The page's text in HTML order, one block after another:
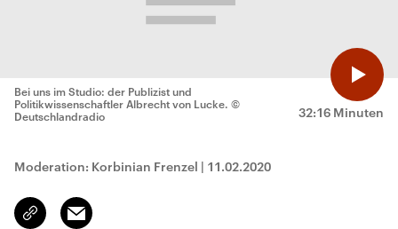
32:16 Minuten
Bei uns im Studio: der Publizist und
Politikwissenschaftler Albrecht von Lucke. ©
Deutschlandradio
Moderation: Korbinian Frenzel | 11.02.2020
Link
kopieren/teilen
Email